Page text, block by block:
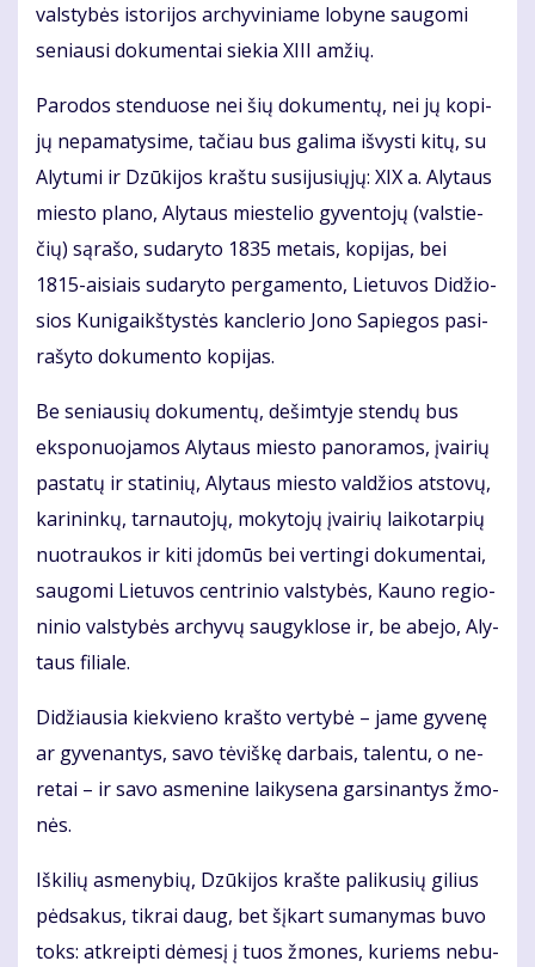
vals­ty­bės is­to­ri­jos ar­chy­vi­nia­me lo­by­ne sau­go­mi
se­niau­si do­ku­men­tai sie­kia XI­II am­žių.
Pa­ro­dos sten­duo­se nei šių do­ku­men­tų, nei jų ko­pi­
jų ne­pa­ma­ty­si­me, ta­čiau bus ga­li­ma iš­vys­ti ki­tų, su
Aly­tu­mi ir Dzū­ki­jos kraš­tu su­si­ju­sių­jų: XIX a. Aly­taus
mies­to pla­no, Aly­taus mies­te­lio gy­ven­to­jų (vals­tie­
čių) są­ra­šo, su­da­ry­to 1835 me­tais, ko­pi­jas, bei
1815-ai­siais su­da­ry­to per­ga­men­to, Lie­tu­vos Di­džio­
sios Ku­ni­gaikš­tys­tės kanc­le­rio Jo­no Sa­pie­gos pa­si­
ra­šy­to do­ku­men­to ko­pi­jas.
Be se­niau­sių do­ku­men­tų, de­šim­ty­je sten­dų bus
eks­po­nuo­ja­mos Aly­taus mies­to pa­no­ra­mos, įvai­rių
pa­sta­tų ir sta­ti­nių, Aly­taus mies­to val­džios at­sto­vų,
ka­ri­nin­kų, tar­nau­to­jų, mo­ky­to­jų įvai­rių lai­ko­tar­pių
nuo­trau­kos ir ki­ti įdo­mūs bei ver­tin­gi do­ku­men­tai,
sau­go­mi Lie­tu­vos cen­tri­nio vals­ty­bės, Kau­no re­gio­
ni­nio vals­ty­bės ar­chy­vų sau­gyk­lo­se ir, be abe­jo, Aly­
taus fi­lia­le.
Di­džiau­sia kiek­vie­no kraš­to ver­ty­bė – ja­me gy­ve­nę
ar gy­ve­nan­tys, sa­vo tė­viš­kę dar­bais, ta­len­tu, o ne­
re­tai – ir sa­vo as­me­ni­ne lai­ky­se­na gar­si­nan­tys žmo­
nės.
Iš­ki­lių as­me­ny­bių, Dzū­ki­jos kraš­te pa­li­ku­sių gi­lius
pėd­sa­kus, tik­rai daug, bet šį­kart su­ma­ny­mas bu­vo
toks: at­kreip­ti dė­me­sį į tuos žmo­nes, ku­riems ne­bu­